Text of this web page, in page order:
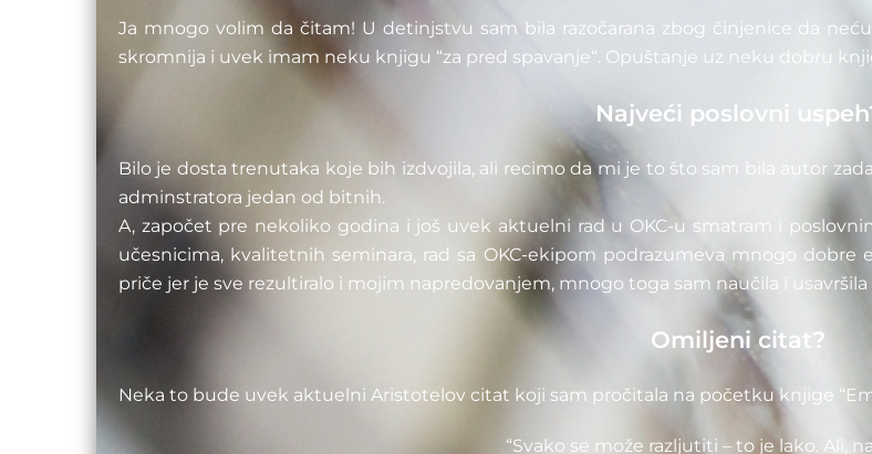
Ja mnogo volim da čitam! U detinjstvu sam bila razočarana zbog činjenice da
skromnija i uvek imam neku knjigu “za pred spavanje“. Opuštanje uz neku dobru
Najveći poslovni
Bilo je dosta trenutaka koje bih izdvojila, ali recimo da mi je to što sam bila autor
adminstratora jedan od bitnih.
A, započet pre nekoliko godina i još uvek aktuelni rad u OKC-u smatram i
učesnicima, kvalitetnih seminara, rad sa OKC-ekipom podrazumeva mnogo
priče jer je sve rezultiralo i mojim napredovanjem, mnogo toga sam naučila i usavršila
Omiljeni citat?
Neka to bude uvek aktuelni Aristotelov citat koji sam pročitala na početku knjige
“Svako se može razljutiti – to je lako. Ali,